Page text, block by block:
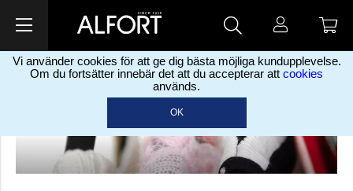
Vi använder cookies för att ge dig bästa möjliga kundupplevelse.
Om du fortsätter innebär det att du accepterar att cookies
används.
OK